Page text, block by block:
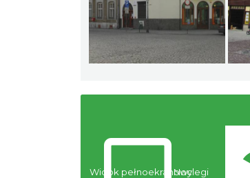
Widok pełnoekranowy:
Noclegi